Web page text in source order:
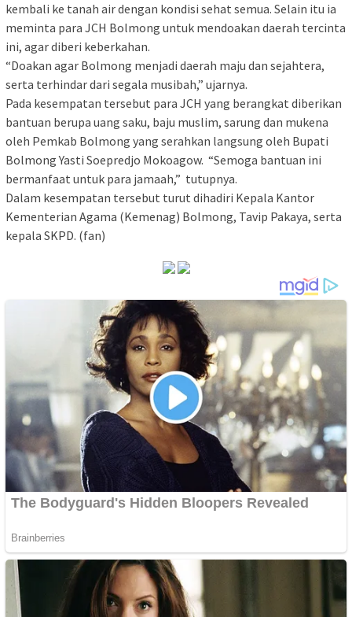
kembali ke tanah air dengan kondisi sehat semua. Selain itu ia
meminta para JCH Bolmong untuk mendoakan daerah tercinta
ini, agar diberi keberkahan.
“Doakan agar Bolmong menjadi daerah maju dan sejahtera,
serta terhindar dari segala musibah,” ujarnya.
Pada kesempatan tersebut para JCH yang berangkat diberikan
bantuan berupa uang saku, baju muslim, sarung dan mukena
oleh Pemkab Bolmong yang serahkan langsung oleh Bupati
Bolmong Yasti Soepredjo Mokoagow. “Semoga bantuan ini
bermanfaat untuk para jamaah,” tutupnya.
Dalam kesempatan tersebut turut dihadiri Kepala Kantor
Kementerian Agama (Kemenag) Bolmong, Tavip Pakaya, serta
kepala SKPD. (fan)